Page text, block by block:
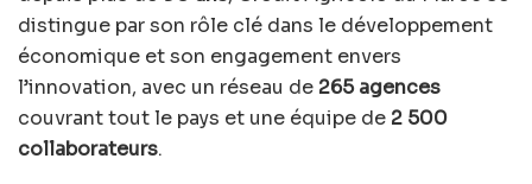
distingue par son rôle clé dans le développement
économique et son engagement envers
l’innovation, avec un réseau de 265 agences
couvrant tout le pays et une équipe de 2 500
collaborateurs.